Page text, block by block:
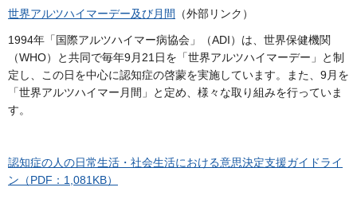
世界アルツハイマーデー及び月間 （外部リンク）
1994年「国際アルツハイマー病協会」（ADI）は、世界保健機関
（WHO）と共同で毎年9月21日を「世界アルツハイマーデー」と制
定し、この日を中心に認知症の啓蒙を実施しています。また、9月を
「世界アルツハイマー月間」と定め、様々な取り組みを行っていま
す。
認知症の人の日常生活・社会生活における意思決定支援ガイドライ
ン（PDF：1,081KB）